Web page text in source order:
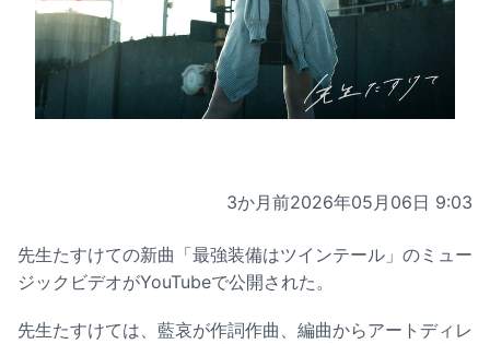
3か月前2026年05月06日 9:03
先生たすけての新曲「最強装備はツインテール」のミュー
ジックビデオがYouTubeで公開された。
先生たすけては、藍哀が作詞作曲、編曲からアートディレ